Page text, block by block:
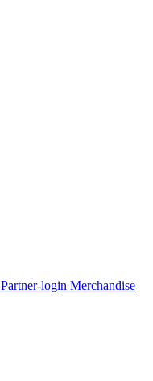
Partner-login Merchandise